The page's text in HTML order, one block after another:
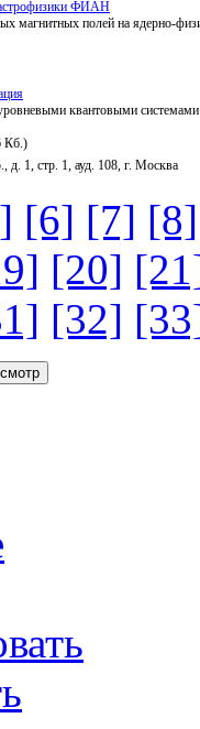
ФИАН
магнитных полей на ядерно-
квантовыми
Кб.)
д. 1, стр. 1, ауд. 108, г. Москва
[6] [7] [8]
[20]
[32]